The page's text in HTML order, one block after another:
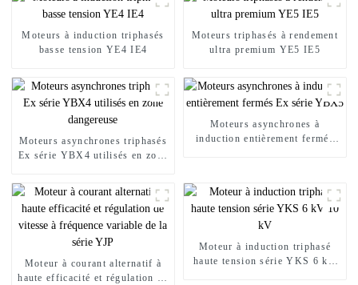
Moteurs à induction triphasés
basse tension YE4 IE4
Moteurs triphasés à rendement
ultra premium YE5 IE5
Moteurs asynchrones triphasés
Ex série YBX4 utilisés en zone
Moteurs asynchrones à
induction entièrement fermés
Moteur à courant alternatif à
haute efficacité et régulation de
Moteur à induction triphasé
haute tension série YKS 6 kV